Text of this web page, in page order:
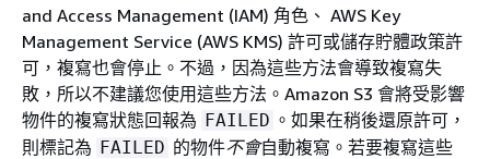
and Access Management (IAM) 角色、 AWS Key
Management Service (AWS KMS) 許可或儲存貯體政策許
可，複寫也會停止。不過，因為這些方法會導致複寫失
敗，所以不建議您使用這些方法。Amazon S3 會將受影響
物件的複寫狀態回報為 FAILED 。如果在稍後還原許可，
則標記為 FAILED 的物件不會自動複寫。若要複寫這些